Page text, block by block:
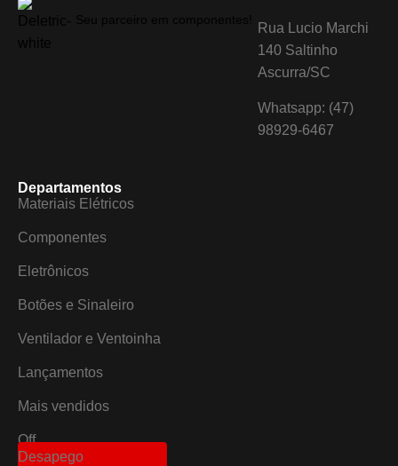
Rua Lucio Marchi
140 Saltinho
Ascurra/SC
Whatsapp: (47)
98929-6467
Departamentos
Materiais Elétricos
Componentes
Eletrônicos
Botões e Sinaleiro
Ventilador e Ventoinha
Lançamentos
Mais vendidos
Off
Desapego